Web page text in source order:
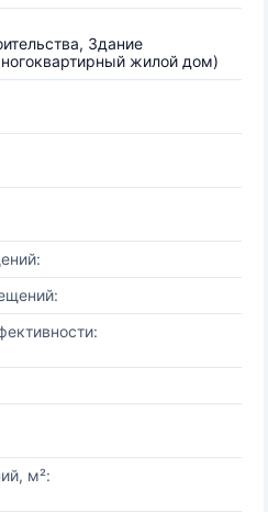
Здание
жилой дом)
м²: